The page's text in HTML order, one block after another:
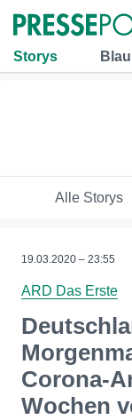
Storys
Alle Storys
19.03.2020 – 23:55
ARD Das Erste
Corona-
Wochen